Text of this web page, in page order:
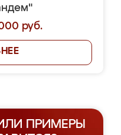
руб.
ПРИМЕРЫ